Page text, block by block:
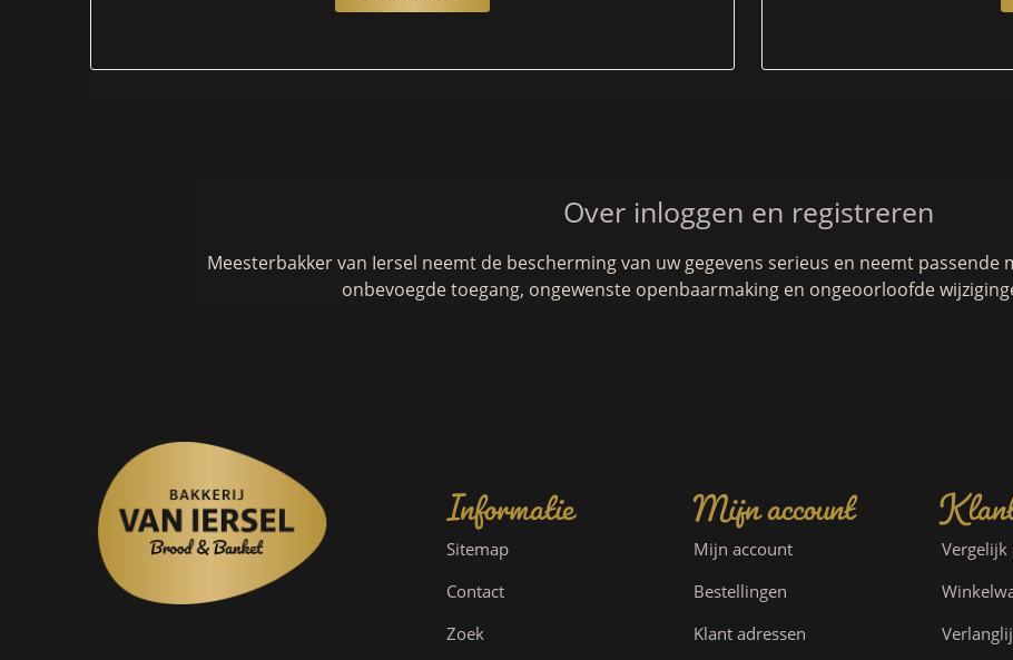
Over inloggen en registreren
Meesterbakker van Iersel neemt de bescherming van uw gegevens serieus en neemt
onbevoegde toegang, ongewenste openbaarmaking en ongeoorloofde
Informatie
Sitemap
Contact
Zoek
Mijn account
Mijn account
Bestellingen
Klant adressen